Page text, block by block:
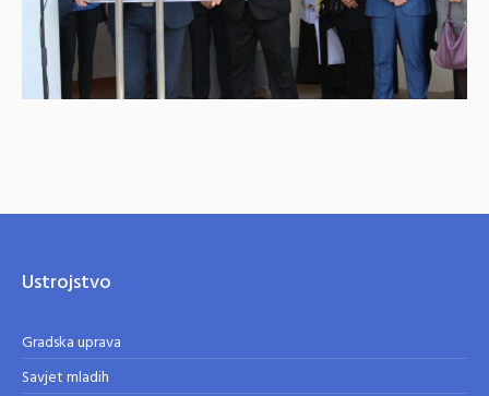
Ustrojstvo
Gradska uprava
Savjet mladih